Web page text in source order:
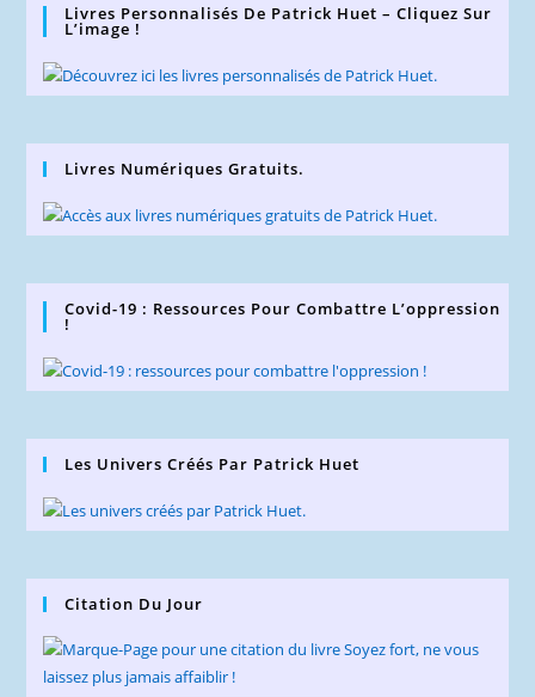
Livres Personnalisés De Patrick Huet – Cliquez Sur
L’image !
Livres Numériques Gratuits.
Covid-19 : Ressources Pour Combattre L’oppression
!
Les Univers Créés Par Patrick Huet
Citation Du Jour